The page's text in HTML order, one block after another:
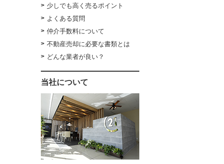
少しでも高く売るポイント
よくある質問
仲介手数料について
不動産売却に必要な書類とは
どんな業者が良い？
当社について